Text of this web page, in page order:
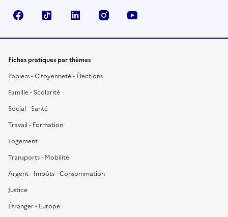
FacebookTikTok LinkedIn Instagram
Fiches pratiques par thèmes
Papiers - Citoyenneté - Élections
Famille - Scolarité
Social - Santé
Travail - Formation
Logement
Transports - Mobilité
Argent - Impôts - Consommation
Justice
Étranger - Europe